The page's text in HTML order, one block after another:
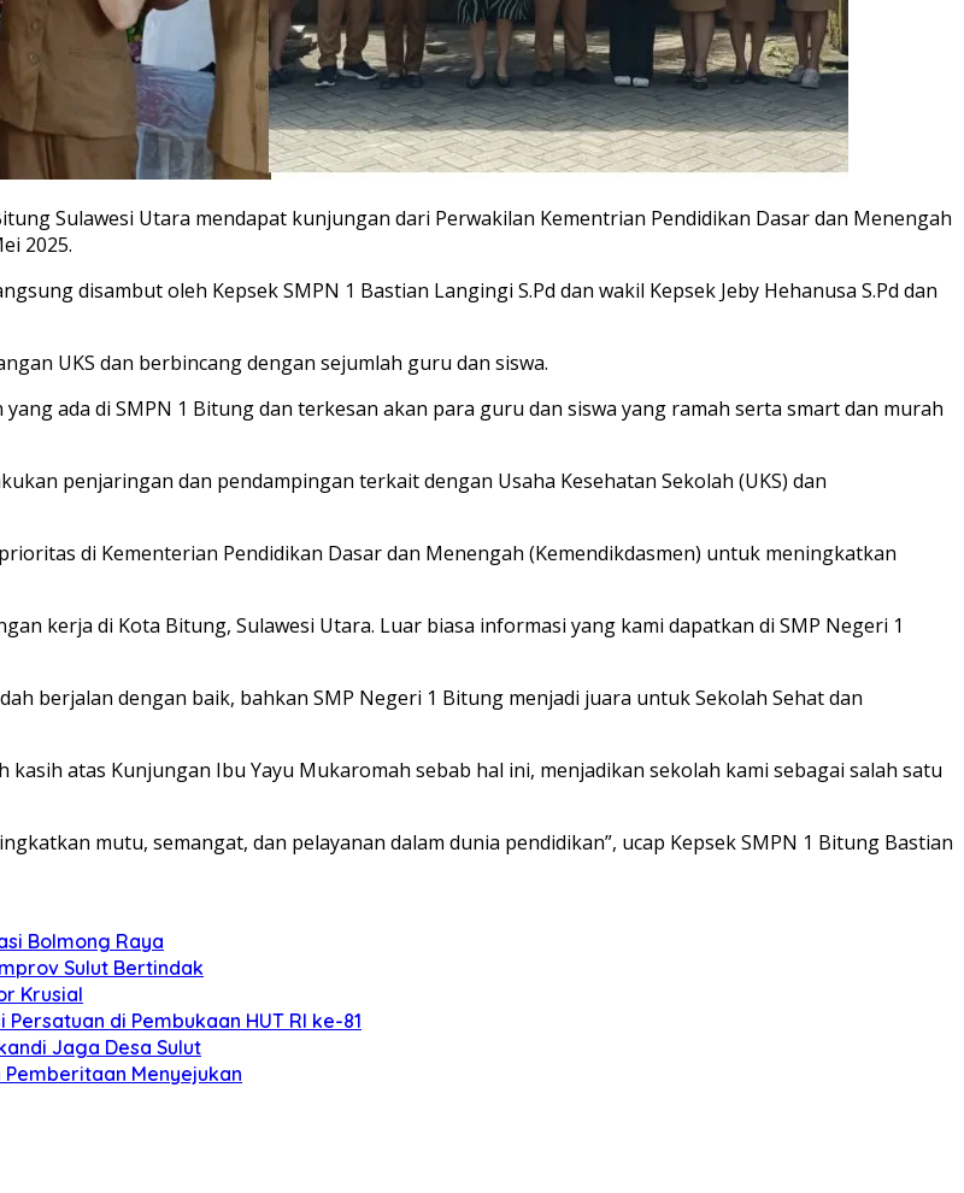
Sulawesi Utara mendapat kunjungan dari Perwakilan Kementrian Pendidikan Dasar dan Menengah
2025.
disambut oleh Kepsek SMPN 1 Bastian Langingi S.Pd dan wakil Kepsek Jeby Hehanusa S.Pd dan
UKS dan berbincang dengan sejumlah guru dan siswa.
ada di SMPN 1 Bitung dan terkesan akan para guru dan siswa yang ramah serta smart dan murah
penjaringan dan pendampingan terkait dengan Usaha Kesehatan Sekolah (UKS) dan
di Kementerian Pendidikan Dasar dan Menengah (Kemendikdasmen) untuk meningkatkan
kerja di Kota Bitung, Sulawesi Utara. Luar biasa informasi yang kami dapatkan di SMP Negeri 1
berjalan dengan baik, bahkan SMP Negeri 1 Bitung menjadi juara untuk Sekolah Sehat dan
atas Kunjungan Ibu Yayu Mukaromah sebab hal ini, menjadikan sekolah kami sebagai salah satu
mutu, semangat, dan pelayanan dalam dunia pendidikan”, ucap Kepsek SMPN 1 Bitung Bastian
Bolmong Raya
Sulut Bertindak
Krusial
di Pembukaan HUT RI ke-81
Jaga Desa Sulut
Menyejukan